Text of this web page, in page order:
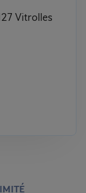
Vitrolles